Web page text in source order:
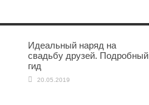
Идеальный наряд на
свадьбу друзей. Подробный
гид
20.05.2019